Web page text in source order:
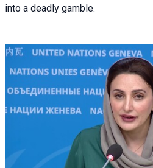
into a deadly gamble.